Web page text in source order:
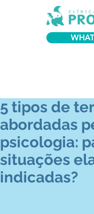
5 tipos de
abordadas
psicologia:
situações
indicadas?